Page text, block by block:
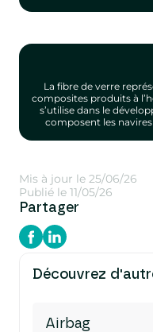
La fibre de verre
composites produits à
s’utilise dans le
composent les
Mis à jour le 25/06/26
Publié le 11/05/26
Partager
Découvrez
Airbag